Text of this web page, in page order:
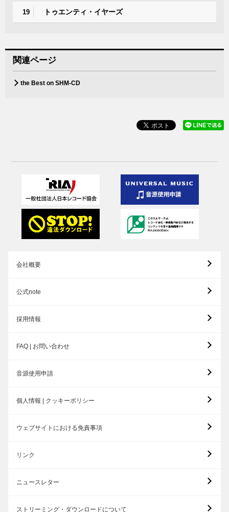
19 トゥエンティ・イヤーズ
関連ページ
the Best on SHM-CD
会社概要
公式note
採用情報
FAQ | お問い合わせ
音源使用申請
個人情報 | クッキーポリシー
ウェブサイトにおける免責事項
リンク
ニュースレター
ストリーミング・ダウンロードについて